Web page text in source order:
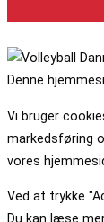
Denne
Vi bruger
markedsføring
vores
Ved at trykke
Du kan læse